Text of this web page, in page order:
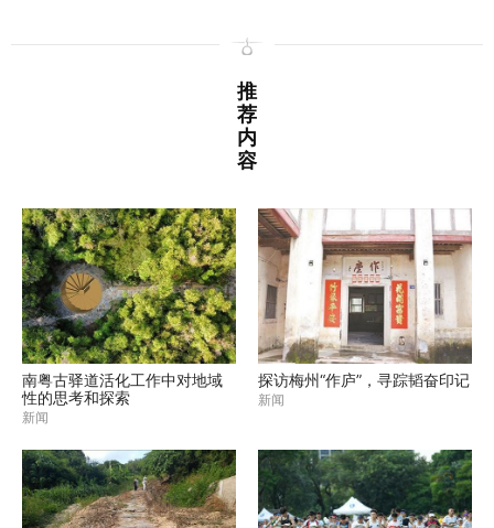
推
荐
内
容
南粤古驿道活化工作中对地域
性的思考和探索
新闻
探访梅州“作庐”，寻踪韬奋印记
新闻